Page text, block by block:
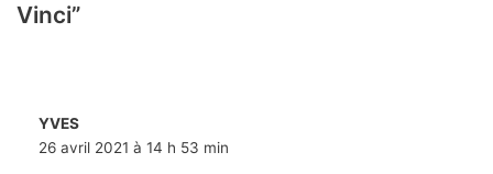
Vinci”
YVES
26 avril 2021 à 14 h 53 min